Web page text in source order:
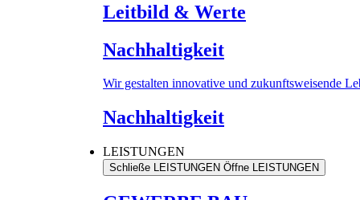
Leitbild & Werte
Nachhaltigkeit
Wir gestalten innovative und zukunftsweisende
Nachhaltigkeit
LEISTUNGEN
Schließe LEISTUNGEN Öffne LEISTUNGEN